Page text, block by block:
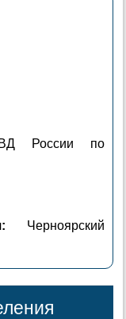
России по
Черноярский